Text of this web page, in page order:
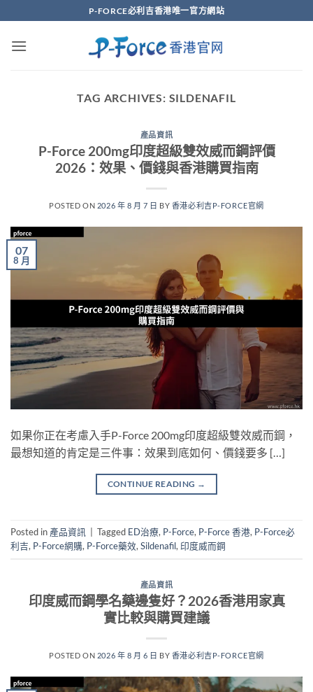
to
content
P-FORCE必利吉香港唯一官方網站
TAG ARCHIVES: SILDENAFIL
產品資訊
P-Force 200mg印度超級雙效威而鋼評價
2026：效果、價錢與香港購買指南
POSTED ON 2026 年 8 月 7 日 BY 香港必利吉P-FORCE官網
07
8 月
如果你正在考慮入手P-Force 200mg印度超級雙效威而鋼，
最想知道的肯定是三件事：效果到底如何、價錢要多 […]
CONTINUE READING →
Posted in 產品資訊 Tagged ED治療, P-Force, P-Force 香港, P-Force必
利吉, P-Force網購, P-Force藥效,Sildenafil,印度威而鋼
產品資訊
印度威而鋼學名藥邊隻好？2026香港用家真
實比較與購買建議
POSTED ON 2026 年 8 月 6 日 BY 香港必利吉P-FORCE官網